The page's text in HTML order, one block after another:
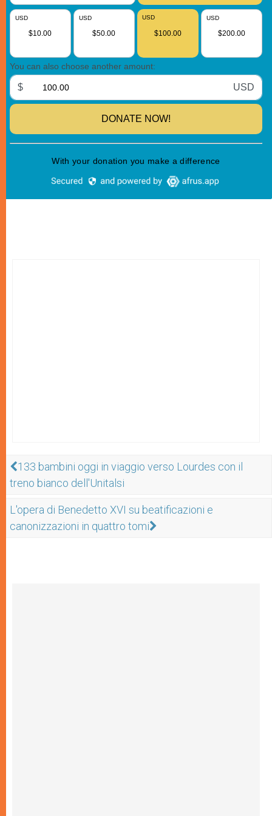
133 bambini oggi in viaggio verso Lourdes con il
treno bianco dell'Unitalsi
L'opera di Benedetto XVI su beatificazioni e
canonizzazioni in quattro tomi